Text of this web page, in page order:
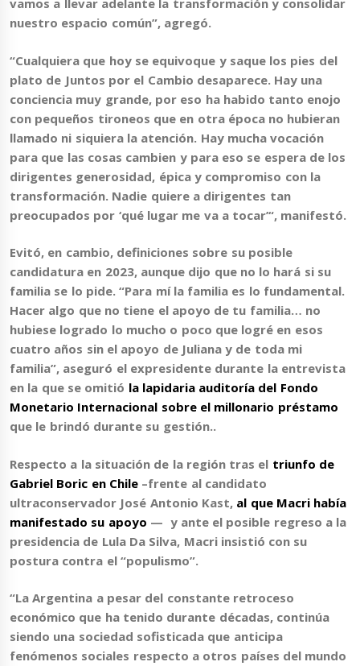
vamos a llevar adelante la transformación y consolidar
nuestro espacio común”, agregó.
“Cualquiera que hoy se equivoque y saque los pies del
plato de Juntos por el Cambio desaparece. Hay una
conciencia muy grande, por eso ha habido tanto enojo
con pequeños tironeos que en otra época no hubieran
llamado ni siquiera la atención. Hay mucha vocación
para que las cosas cambien y para eso se espera de los
dirigentes generosidad, épica y compromiso con la
transformación. Nadie quiere a dirigentes tan
preocupados por ‘qué lugar me va a tocar’“, manifestó.
Evitó, en cambio, definiciones sobre su posible
candidatura en 2023, aunque dijo que no lo hará si su
familia se lo pide. “Para mí la familia es lo fundamental.
Hacer algo que no tiene el apoyo de tu familia… no
hubiese logrado lo mucho o poco que logré en esos
cuatro años sin el apoyo de Juliana y de toda mi
familia”, aseguró el expresidente durante la entrevista
en la que se omitió la lapidaria auditoría del Fondo
Monetario Internacional sobre el millonario préstamo
que le brindó durante su gestión..
Respecto a la situación de la regióntras el triunfo de
Gabriel Boric en Chile–frente al candidato
ultraconservador José Antonio Kast, al que Macri había
manifestado su apoyo — y ante el posible regreso a la
presidencia de Lula Da Silva, Macri insistió con su
postura contra el “populismo”.
“La Argentina a pesar del constante retroceso
económico que ha tenido durante décadas, continúa
siendo una sociedad sofisticada que anticipa
fenómenos sociales respecto a otros países del mundo